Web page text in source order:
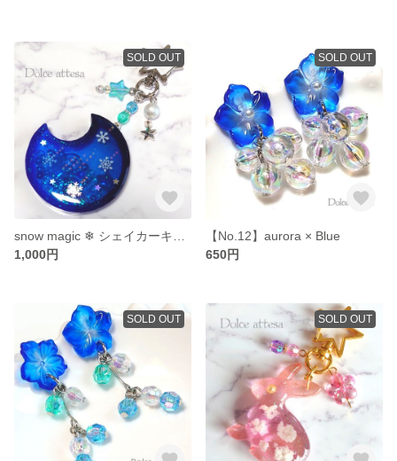
SOLD OUT
1,000円
SOLD OUT
【No.12】aurora × Blue
650円
SOLD OUT SOLD OUT